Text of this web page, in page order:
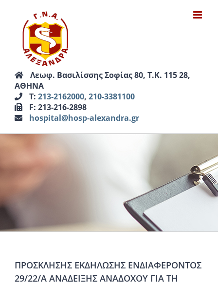
περιεχόμενο
Λεωφ. Βασιλίσσης Σοφίας 80, Τ.Κ. 115 28,
ΑΘΗΝΑ
Τ: 213-2162000, 210-3381100
F: 213-216-2898
hospital@hosp-alexandra.gr
ΠΡΟΣΚΛΗΣΗΣ ΕΚΔΗΛΩΣΗΣ ΕΝΔΙΑΦΕΡΟΝΤΟΣ
29/22/Α ΑΝΑΔΕΙΞΗΣ ΑΝΑΔΟΧΟΥ ΓΙΑ ΤΗ